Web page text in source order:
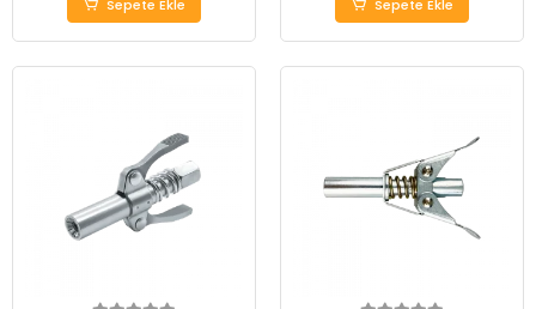
Sepete Ekle Sepete Ekle